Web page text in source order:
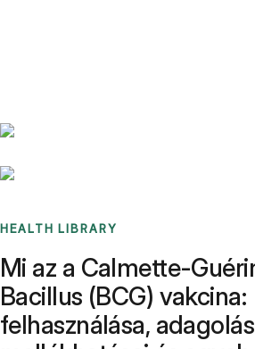
HEALTH LIBRARY
Mi az a Calmette-
Bacillus (BCG) vakcina:
felhasználása,